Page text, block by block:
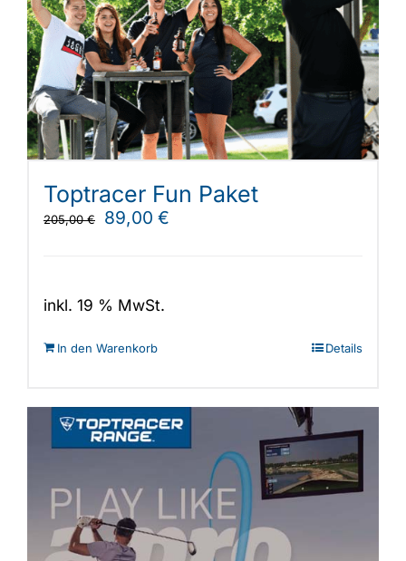
Toptracer Fun Paket
205,00€
Ursprünglicher
89,00 €
inkl. 19 % MwSt.
In den Warenkorb Details